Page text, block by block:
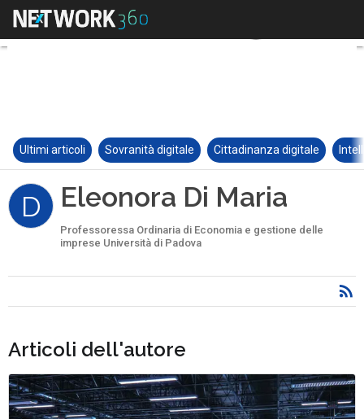
Ultimi articoli Sovranità digitale Cittadinanza digitale
D Eleonora Di Maria
Professoressa Ordinaria di Economia e gestione delle
imprese Università di Padova
Articoli dell'autore